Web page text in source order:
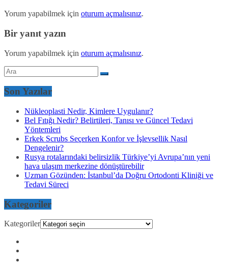
Yorum yapabilmek için oturum açmalısınız.
Bir yanıt yazın
Yorum yapabilmek için oturum açmalısınız.
Son Yazılar
Nükleoplasti Nedir, Kimlere Uygulanır?
Bel Fıtığı Nedir? Belirtileri, Tanısı ve Güncel Tedavi
Yöntemleri
Erkek Scrubs Seçerken Konfor ve İşlevsellik Nasıl
Dengelenir?
Rusya rotalarındaki belirsizlik Türkiye’yi Avrupa’nın yeni
hava ulaşım merkezine dönüştürebilir
Uzman Gözünden: İstanbul’da Doğru Ortodonti Kliniği ve
Tedavi Süreci
Kategoriler
Kategoriler